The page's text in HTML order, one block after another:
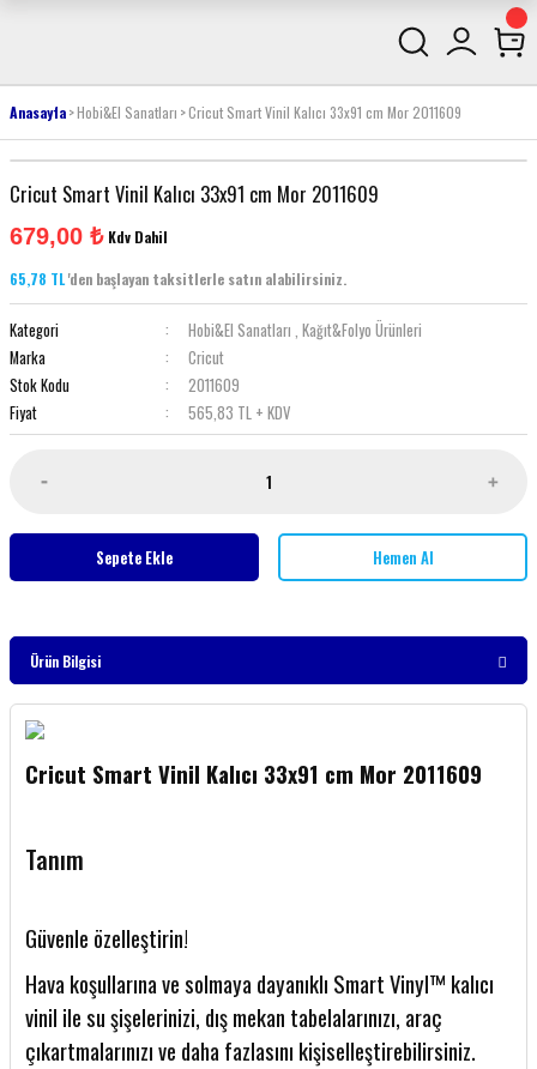
Anasayfa Hobi&El Sanatları Cricut Smart Vinil Kalıcı 33x91 cm Mor 2011609
Cricut Smart Vinil Kalıcı 33x91 cm Mor 2011609
679,00 ₺ Kdv Dahil
65,78 TL'den başlayan taksitlerle satın alabilirsiniz.
Kategori Hobi&El Sanatları , Kağıt&Folyo Ürünleri
Marka
Cricut
Stok Kodu
2011609
Fiyat
565,83 TL + KDV
Sepete Ekle Hemen Al
Ürün Bilgisi
Cricut Smart Vinil Kalıcı 33x91 cm Mor 2011609
Tanım
Güvenle özelleştirin!
Hava koşullarına ve solmaya dayanıklı Smart Vinyl™ kalıcı
vinil ile su şişelerinizi, dış mekan tabelalarınızı, araç
çıkartmalarınızı ve daha fazlasını kişiselleştirebilirsiniz.